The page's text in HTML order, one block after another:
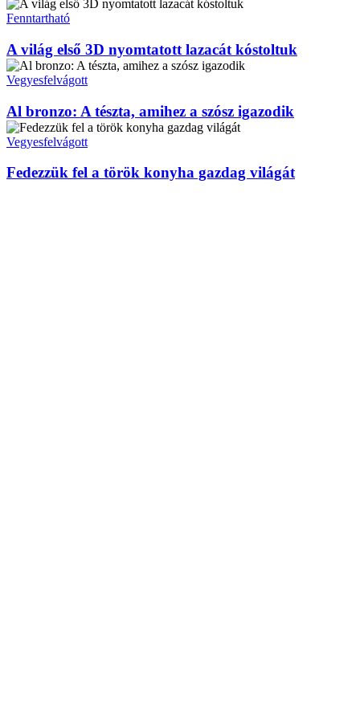
Fenntartható
A világ első 3D nyomtatott lazacát kóstoltuk
Vegyesfelvágott
Al bronzo: A tészta, amihez a szósz igazodik
Vegyesfelvágott
Fedezzük fel a török konyha gazdag világát